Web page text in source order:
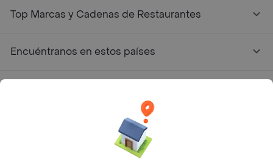
Top Marcas y Cadenas de Restaurantes
Encuéntranos en estos países
Google play